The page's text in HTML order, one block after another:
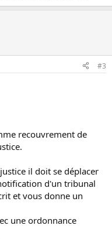
#3
recouvrement de
il doit se déplacer
d'un tribunal
et vous donne un
une ordonnance